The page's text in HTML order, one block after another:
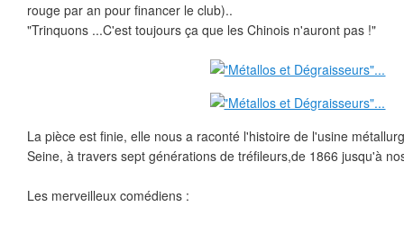
rouge par an pour financer le club)..
"Trinquons ...C'est toujours ça que les Chinois n'auront pas !"
La pièce est finie, elle nous a raconté l'histoire de l'usine
Seine, à travers sept générations de tréfileurs,de 1866 jusqu'à
Les merveilleux comédiens :